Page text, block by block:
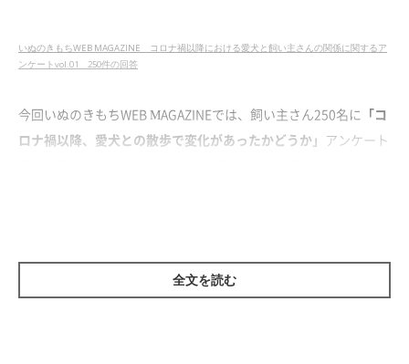
いぬのきもちWEB MAGAZINE コロナ禍以降における愛犬と飼い主さんの関係に関するア
ンケートvol.01 250件の回答
今回いぬのきもちWEB MAGAZINEでは、飼い主さん250名に 「コ
ロナ禍以降、愛犬との散歩で変化があったかどうか」 アンケート
いてみると、さまざまな声が寄せられました。
全文を読む